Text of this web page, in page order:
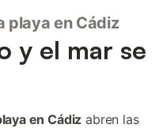
playa en Cádiz
y el mar se
en Cádiz abren las